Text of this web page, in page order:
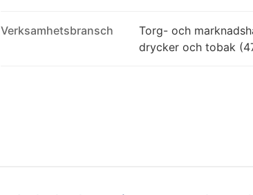
Verksamhetsbransch
Torg- och
drycker och tobak